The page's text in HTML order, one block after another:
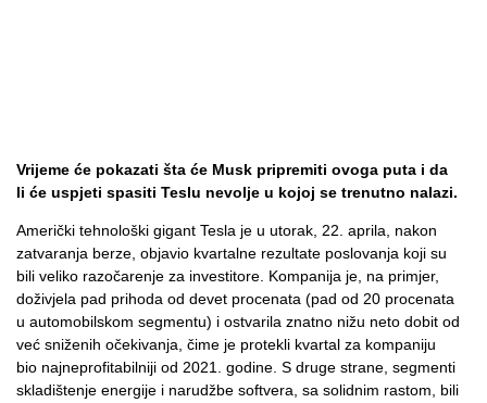
Vrijeme će pokazati šta će Musk pripremiti ovoga puta i da
li će uspjeti spasiti Teslu nevolje u kojoj se trenutno nalazi.
Američki tehnološki gigant Tesla je u utorak, 22. aprila, nakon
zatvaranja berze, objavio kvartalne rezultate poslovanja koji su
bili veliko razočarenje za investitore. Kompanija je, na primjer,
doživjela pad prihoda od devet procenata (pad od 20 procenata
u automobilskom segmentu) i ostvarila znatno nižu neto dobit od
već sniženih očekivanja, čime je protekli kvartal za kompaniju
bio najneprofitabilniji od 2021. godine. S druge strane, segmenti
skladištenje energije i narudžbe softvera, sa solidnim rastom, bili